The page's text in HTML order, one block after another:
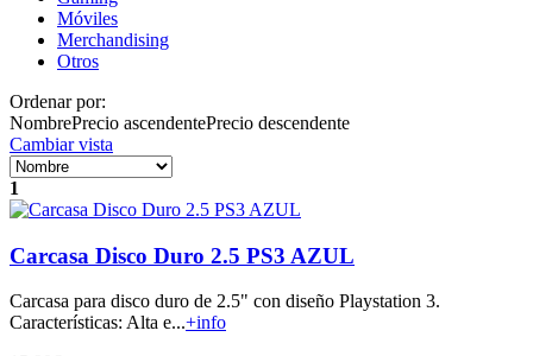
Móviles
Merchandising
Otros
Ordenar por:
NombrePrecio ascendentePrecio descendente
Cambiar vista
1
Carcasa Disco Duro 2.5 PS3 AZUL
Carcasa para disco duro de 2.5" con diseño Playstation 3.
Características: Alta e...+info